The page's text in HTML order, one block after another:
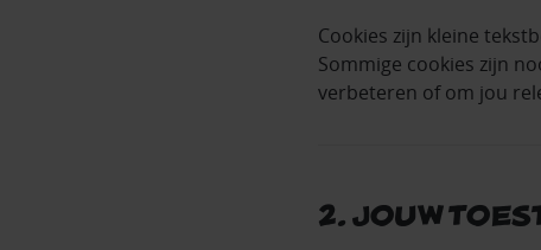
Cookies zijn kleine
Sommige cookies zijn
verbeteren of om jou
2. Jouw